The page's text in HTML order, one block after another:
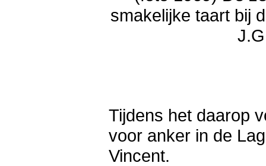
smakelijke taart bij
Tijdens het daarop
voor anker in de
Vincent.